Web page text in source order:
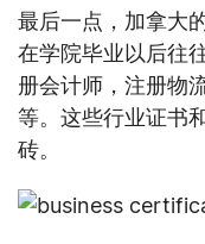
最后一点，加拿大
在学院毕业以后往
册会计师，注册物
等。这些行业证书
砖。